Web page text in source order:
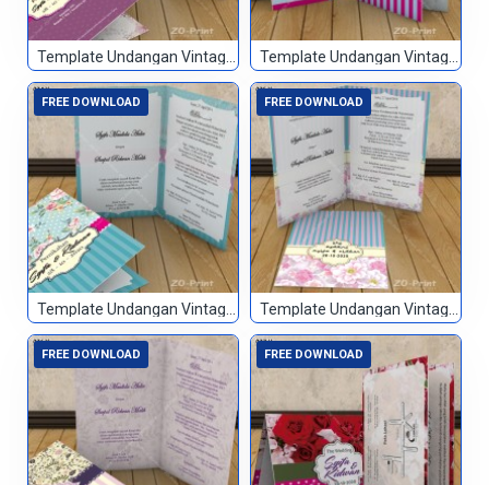
Template Undangan Vintage 072 Template Undangan Vintage 073
FREE DOWNLOAD
Template Undangan Vintage 074
FREE DOWNLOAD
Template Undangan Vintage 075
FREE DOWNLOAD FREE DOWNLOAD